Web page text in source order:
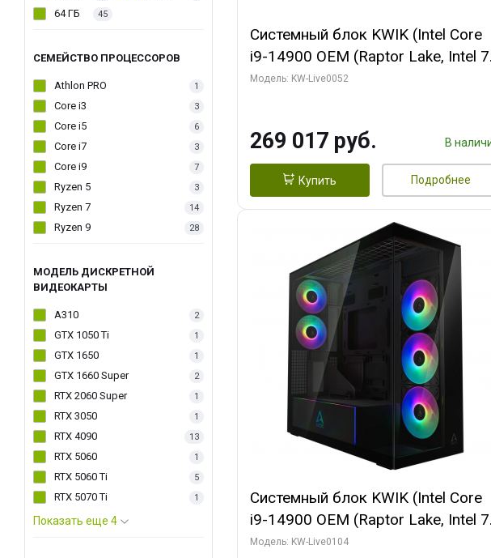
64 ГБ 45
СЕМЕЙСТВО ПРОЦЕССОРОВ
Athlon PRO 1
Core i3 3
Core i5 6
Core i7 3
Core i9 7
Ryzen 5 3
Ryzen 7 14
Ryzen 9 28
МОДЕЛЬ ДИСКРЕТНОЙ
ВИДЕОКАРТЫ
A310 2
GTX 1050 Ti 1
GTX 1650 1
GTX 1660 Super 2
RTX 2060 Super 1
RTX 3050 1
RTX 4090 13
RTX 5060 1
RTX 5060 Ti 5
RTX 5070 Ti 1
Показать еще 4
Системный блок KWIK (Intel Core
i9-14900 OEM (Raptor Lake, Intel 7,
C24 16EC/8PC// 64 ГБ ОЗУ (2
256bit 3xDP HD/ 512 ГБ SSD)
Модель: KW-Live0052
269 017 руб. В
Купить Подробнее
Системный блок KWIK (Intel Core
i9-14900 OEM (Raptor Lake, Intel 7,
C24 16EC/8PC// 64 ГБ ОЗУ (2
Модель: KW-Live0104